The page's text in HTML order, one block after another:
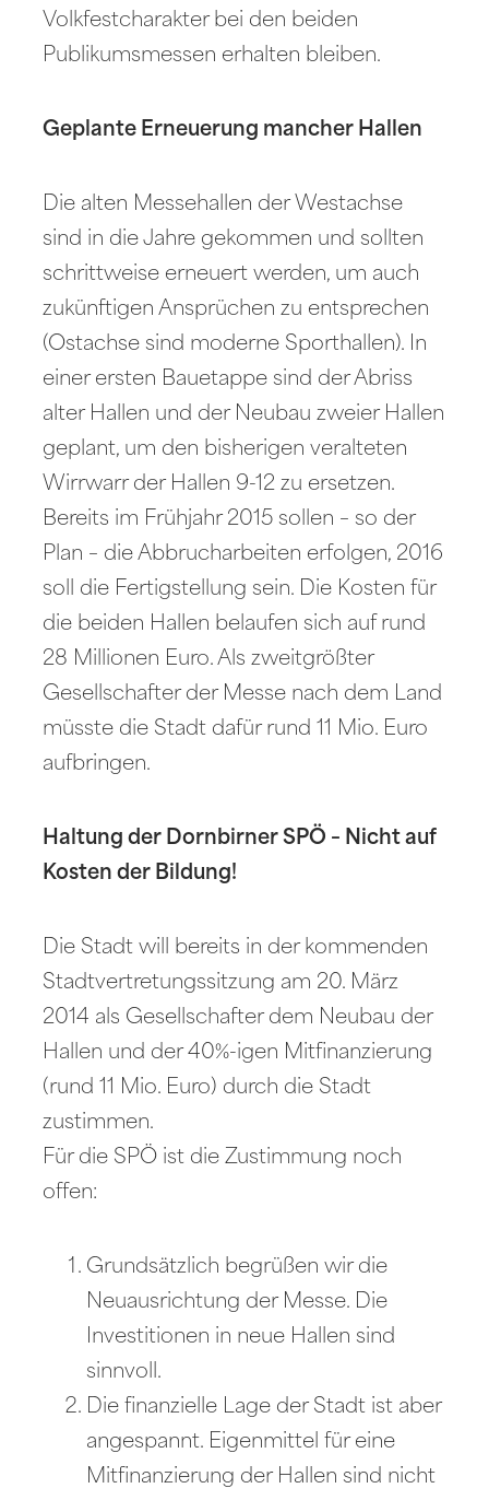
Volkfestcharakter bei den beiden
Publikumsmessen erhalten bleiben.
Geplante Erneuerung mancher Hallen
Die alten Messehallen der Westachse
sind in die Jahre gekommen und sollten
schrittweise erneuert werden, um auch
zukünftigen Ansprüchen zu entsprechen
(Ostachse sind moderne Sporthallen). In
einer ersten Bauetappe sind der Abriss
alter Hallen und der Neubau zweier Hallen
geplant, um den bisherigen veralteten
Wirrwarr der Hallen 9-12 zu ersetzen.
Bereits im Frühjahr 2015 sollen – so der
Plan – die Abbrucharbeiten erfolgen, 2016
soll die Fertigstellung sein. Die Kosten für
die beiden Hallen belaufen sich auf rund
28 Millionen Euro. Als zweitgrößter
Gesellschafter der Messe nach dem Land
müsste die Stadt dafür rund 11 Mio. Euro
aufbringen.
Haltung der Dornbirner SPÖ – Nicht auf
Kosten der Bildung!
Die Stadt will bereits in der kommenden
Stadtvertretungssitzung am 20. März
2014 als Gesellschafter dem Neubau der
Hallen und der 40%-igen Mitfinanzierung
(rund 11 Mio. Euro) durch die Stadt
zustimmen.
Für die SPÖ ist die Zustimmung noch
offen:
Grundsätzlich begrüßen wir die
Neuausrichtung der Messe. Die
Investitionen in neue Hallen sind
sinnvoll.
Die finanzielle Lage der Stadt ist aber
angespannt. Eigenmittel für eine
Mitfinanzierung der Hallen sind nicht